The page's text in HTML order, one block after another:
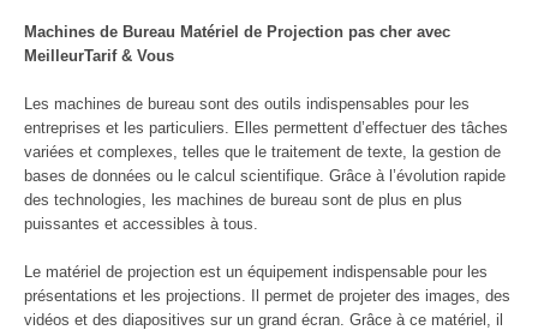
Machines de Bureau Matériel de Projection pas cher avec
MeilleurTarif & Vous
Les machines de bureau sont des outils indispensables pour les
entreprises et les particuliers. Elles permettent d’effectuer des tâches
variées et complexes, telles que le traitement de texte, la gestion de
bases de données ou le calcul scientifique. Grâce à l’évolution rapide
des technologies, les machines de bureau sont de plus en plus
puissantes et accessibles à tous.
Le matériel de projection est un équipement indispensable pour les
présentations et les projections. Il permet de projeter des images, des
vidéos et des diapositives sur un grand écran. Grâce à ce matériel, il